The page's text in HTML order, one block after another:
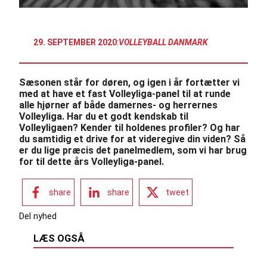
29. SEPTEMBER 2020:VOLLEYBALL DANMARK
Sæsonen står for døren, og igen i år fortætter vi
med at have et fast Volleyliga-panel til at runde
alle hjørner af både damernes- og herrernes
Volleyliga. Har du et godt kendskab til
Volleyligaen? Kender til holdenes profiler? Og har
du samtidig et drive for at videregive din viden? Så
er du lige præcis det panelmedlem, som vi har brug
for til dette års Volleyliga-panel.
share share tweet
Del nyhed
LÆS OGSÅ